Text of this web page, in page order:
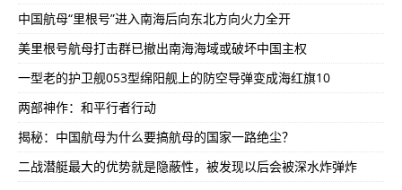
中国航母“里根号”进入南海后向东北方向火力全开
美里根号航母打击群已撤出南海海域或破坏中国主权
一型老的护卫舰053型绵阳舰上的防空导弹变成海红旗10
两部神作：和平行者行动
揭秘：中国航母为什么要搞航母的国家一路绝尘？
二战潜艇最大的优势就是隐蔽性，被发现以后会被深水炸弹炸